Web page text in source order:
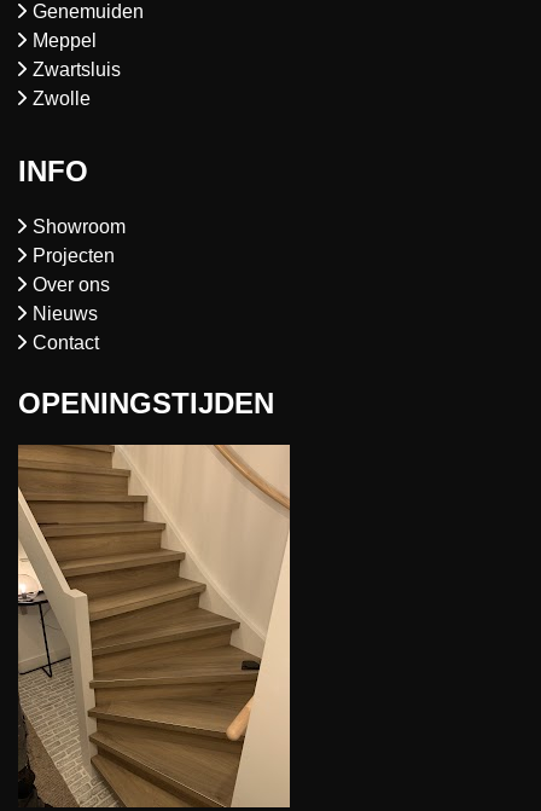
Genemuiden
Meppel
Zwartsluis
Zwolle
INFO
Showroom
Projecten
Over ons
Nieuws
Contact
OPENINGSTIJDEN